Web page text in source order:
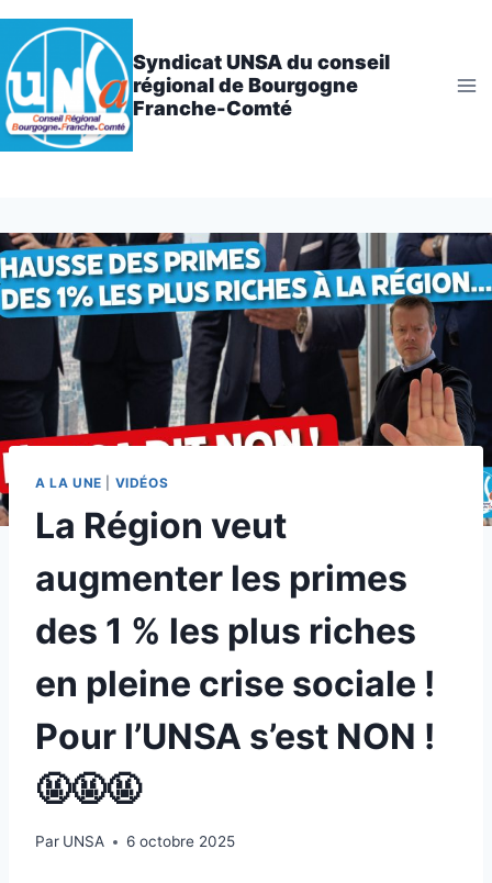
Aller
au
contenu
Syndicat UNSA du conseil
régional de Bourgogne
Franche-Comté
A LA UNE VIDÉOS
La Région veut
augmenter les primes
des 1 % les plus riches
en pleine crise sociale !
Pour l’UNSA s’est NON !
🤬🤬🤬
Par UNSA 6 octobre 2025